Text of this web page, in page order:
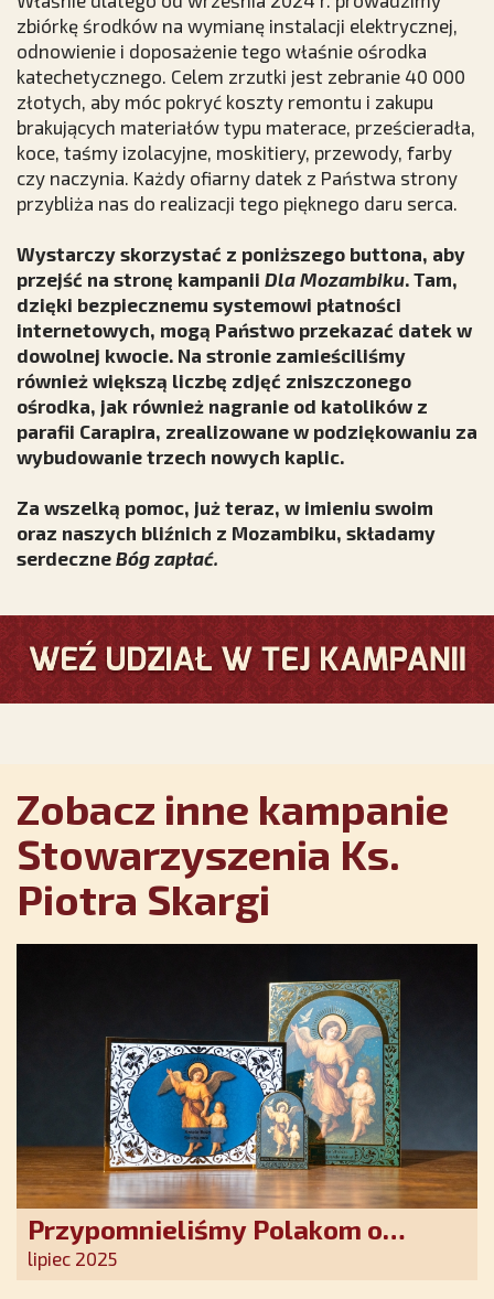
zbiórkę środków na wymianę instalacji elektrycznej,
odnowienie i doposażenie tego właśnie ośrodka
katechetycznego. Celem zrzutki jest zebranie 40 000
złotych, aby móc pokryć koszty remontu i zakupu
brakujących materiałów typu materace, prześcieradła,
koce, taśmy izolacyjne, moskitiery, przewody, farby
czy naczynia. Każdy ofiarny datek z Państwa strony
przybliża nas do realizacji tego pięknego daru serca.
Wystarczy skorzystać z poniższego buttona, aby
przejść na stronę kampanii Dla Mozambiku. Tam,
dzięki bezpiecznemu systemowi płatności
internetowych, mogą Państwo przekazać datek w
dowolnej kwocie. Na stronie zamieściliśmy
również większą liczbę zdjęć zniszczonego
ośrodka, jak również nagranie od katolików z
parafii Carapira, zrealizowane w podziękowaniu za
wybudowanie trzech nowych kaplic.
Za wszelką pomoc, już teraz, w imieniu swoim
oraz naszych bliźnich z Mozambiku, składamy
serdeczne Bóg zapłać.
Zobacz inne kampanie
Stowarzyszenia Ks.
Piotra Skargi
Przypomnieliśmy Polakom o
obecności Anioła Stróża!
lipiec 2025